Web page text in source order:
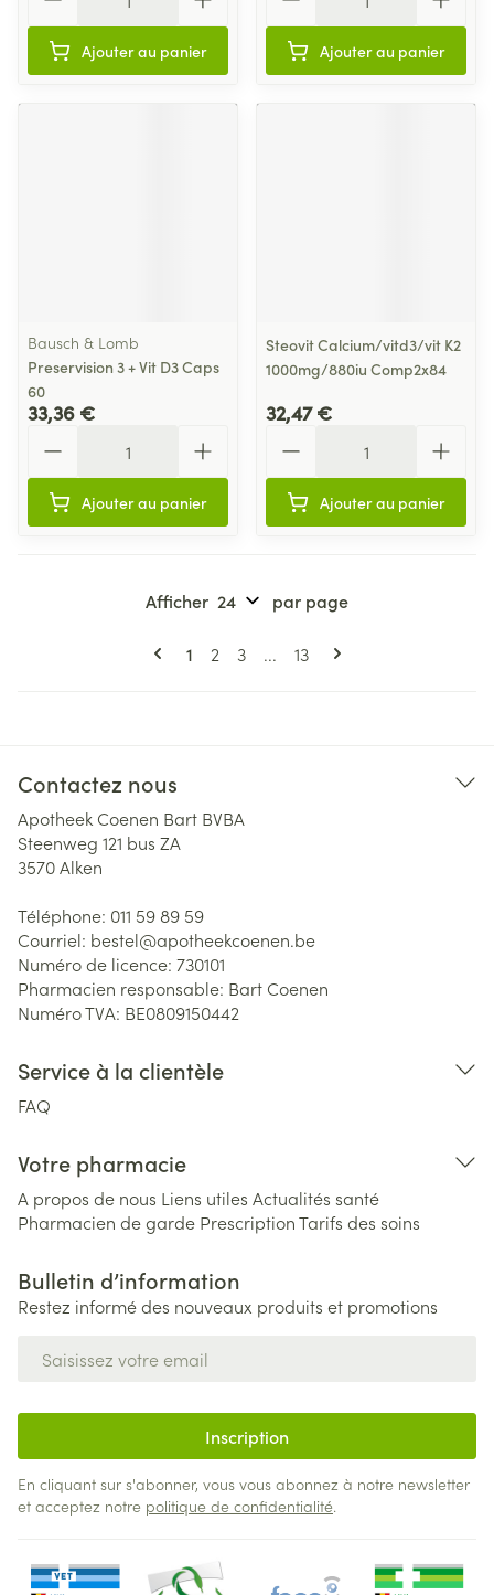
Ajouter au panier Ajouter au panier
Bausch & Lomb
Preservision 3 + Vit D3 Caps
60
33,36 €
Ajouter au panier
Steovit Calcium/vitd3/vit K2
1000mg/880iu Comp2x84
32,47 €
Ajouter au panier
Vous lisez actuellement la page
1 Page
2 Page
3 ... Page
13
Afficher par page
Contactez nous
Apotheek Coenen Bart BVBA
Steenweg 121 bus ZA
3570Alken
Téléphone: 011 59 89 59
Courriel: bestel@apotheekcoenen.be
Numéro de licence: 730101
Pharmacien responsable: Bart Coenen
Numéro TVA: BE0809150442
Service à la clientèle
FAQ
Votre pharmacie
A propos de nous Liens utiles Actualités santé
Pharmacien de garde PrescriptionTarifs des soins
Bulletin d’information
Restez informé des nouveaux produits et promotions
Inscription
En cliquant sur s'abonner, vous vous abonnez à notre newsletter
et acceptez notre politique de confidentialité.